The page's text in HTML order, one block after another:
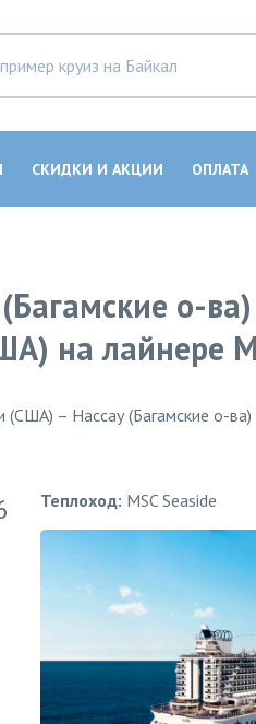
СКИДКИ И АКЦИИ ОПЛАТА
о-
на лайнере
– Нассау (Багамские о-
Теплоход: MSC Seaside